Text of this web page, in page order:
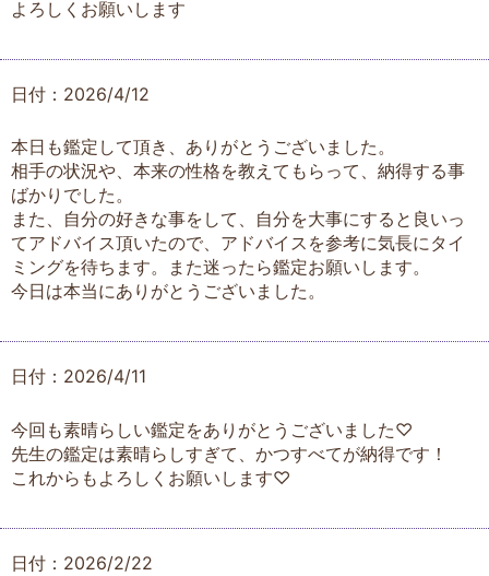
よろしくお願いします
日付：2026/4/12
本日も鑑定して頂き、ありがとうございました。
相手の状況や、本来の性格を教えてもらって、納得する事
ばかりでした。
また、自分の好きな事をして、自分を大事にすると良いっ
てアドバイス頂いたので、アドバイスを参考に気長にタイ
ミングを待ちます。また迷ったら鑑定お願いします。
今日は本当にありがとうございました。
日付：2026/4/11
今回も素晴らしい鑑定をありがとうございました♡
先生の鑑定は素晴らしすぎて、かつすべてが納得です！
これからもよろしくお願いします♡
日付：2026/2/22